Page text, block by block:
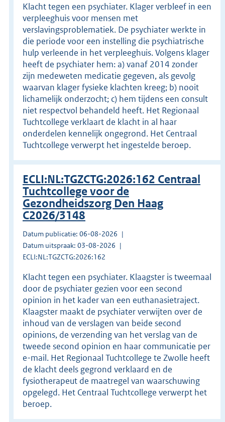
Klacht tegen een psychiater. Klager verbleef in een
verpleeghuis voor mensen met
verslavingsproblematiek. De psychiater werkte in
die periode voor een instelling die psychiatrische
hulp verleende in het verpleeghuis. Volgens klager
heeft de psychiater hem: a) vanaf 2014 zonder
zijn medeweten medicatie gegeven, als gevolg
waarvan klager fysieke klachten kreeg; b) nooit
lichamelijk onderzocht; c) hem tijdens een consult
niet respectvol behandeld heeft. Het Regionaal
Tuchtcollege verklaart de klacht in al haar
onderdelen kennelijk ongegrond. Het Centraal
Tuchtcollege verwerpt het ingestelde beroep.
ECLI:NL:TGZCTG:2026:162 Centraal
Tuchtcollege voor de
Gezondheidszorg Den Haag
C2026/3148
Datum publicatie: 06-08-2026
Datum uitspraak: 03-08-2026
ECLI:NL:TGZCTG:2026:162
Klacht tegen een psychiater. Klaagster is tweemaal
door de psychiater gezien voor een second
opinion in het kader van een euthanasietraject.
Klaagster maakt de psychiater verwijten over de
inhoud van de verslagen van beide second
opinions, de verzending van het verslag van de
tweede second opinion en haar communicatie per
e-mail. Het Regionaal Tuchtcollege te Zwolle heeft
de klacht deels gegrond verklaard en de
fysiotherapeut de maatregel van waarschuwing
opgelegd. Het Centraal Tuchtcollege verwerpt het
beroep.